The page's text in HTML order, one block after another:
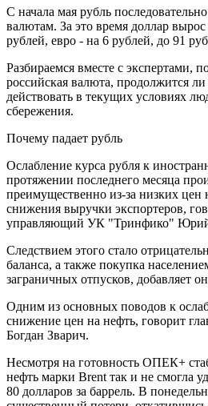
С начала мая рубль
валютам. За это время доллар
рублей, евро - на 6 рублей, до 91
Разбираемся вместе с экспертами,
российская валюта, продолжится ли
действовать в текущих условиях
сбережения.
Почему падает рубль
Ослабление курса рубля к
протяжении последнего месяца
преимущественно из-за низких цен
снижения выручки экспортеров,
управляющий УК "Тринфико" Юрий
Следствием этого стало
баланса, а также покупка
заграничных отпусков, добавляет
Одним из основных поводов к
снижение цен на нефть, говорит
Богдан Зварич.
Несмотря на готовность ОПЕК+
нефть марки Brent так и не смогла
80 долларов за баррель. В